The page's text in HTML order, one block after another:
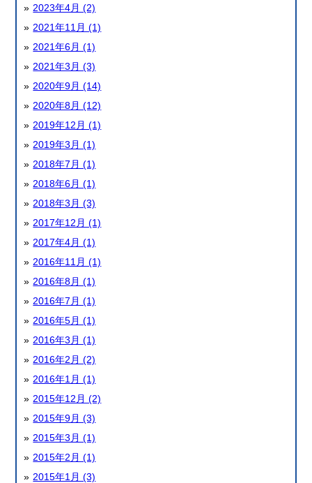
2023年4月 (2)
2021年11月 (1)
2021年6月 (1)
2021年3月 (3)
2020年9月 (14)
2020年8月 (12)
2019年12月 (1)
2019年3月 (1)
2018年7月 (1)
2018年6月 (1)
2018年3月 (3)
2017年12月 (1)
2017年4月 (1)
2016年11月 (1)
2016年8月 (1)
2016年7月 (1)
2016年5月 (1)
2016年3月 (1)
2016年2月 (2)
2016年1月 (1)
2015年12月 (2)
2015年9月 (3)
2015年3月 (1)
2015年2月 (1)
2015年1月 (3)